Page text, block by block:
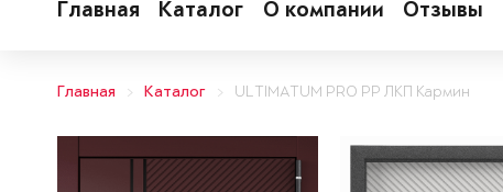
Главная Каталог О компании Отзывы
Главная Каталог ULTIMATUM PRO PP ЛКП Кармин